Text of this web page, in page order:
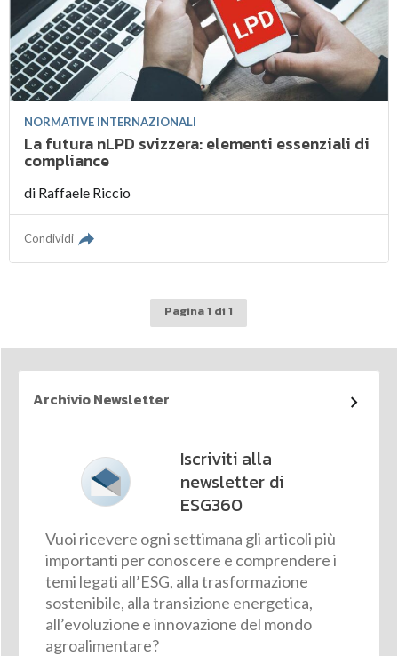
NORMATIVE INTERNAZIONALI
La futura nLPD svizzera: elementi essenziali di
compliance
di Raffaele Riccio
Condividi
Pagina 1 di 1
Archivio Newsletter
Iscriviti alla
newsletter di
ESG360
Vuoi ricevere ogni settimana gli articoli più
importanti per conoscere e comprendere i
temi legati all’ESG, alla trasformazione
sostenibile, alla transizione energetica,
all’evoluzione e innovazione del mondo
agroalimentare?